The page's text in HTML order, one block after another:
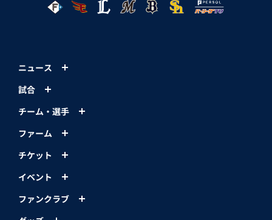
ニュース
試合
チーム・選手
ファーム
チケット
イベント
ファンクラブ